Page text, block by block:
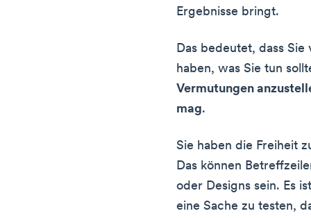
Ergebnisse bringt.
Das bedeutet, dass
haben, was Sie tun
Vermutungen
mag.
Sie haben die Freiheit
Das können
oder Designs sein. Es
eine Sache zu testen,